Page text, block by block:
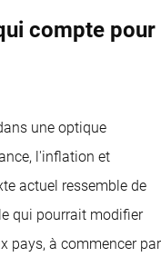
compte pour
une optique
l'inflation et
actuel ressemble de
qui pourrait modifier
pays, à commencer par